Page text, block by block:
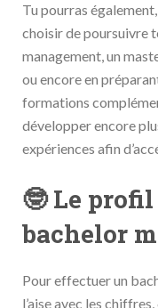
Tu pourras
choisir de poursuivre
management, un
ou encore en
formations
développer encore
expériences afin
🤓 Le
bachelor
Pour effectuer un
l’aise avec les